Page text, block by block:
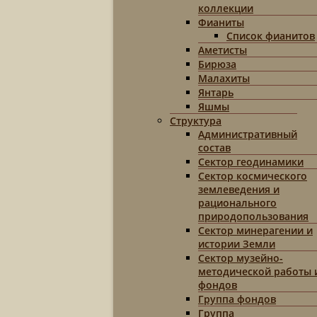
коллекции
Фианиты
Список фианитов
Аметисты
Бирюза
Малахиты
Янтарь
Яшмы
Структура
Административный
состав
Сектор геодинамики
Сектор космического
землеведения и
рационального
природопользования
Сектор минерагении и
истории Земли
Сектор музейно-
методической работы
фондов
Группа фондов
Группа